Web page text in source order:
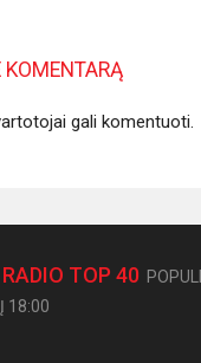
KOMENTARĄ
gali komentuoti.
TOP 40
18:00